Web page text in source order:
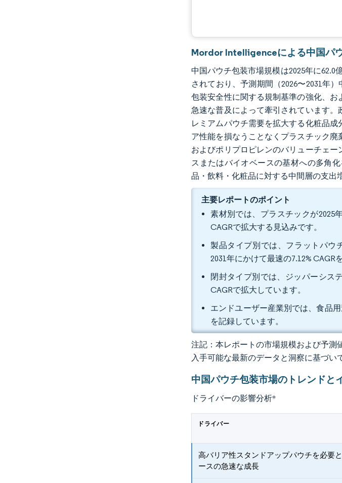
Mordor Intelligenceによる中国パ
中国パウチ包装市場規模は2025年に62.0
されており、予測期間（2026〜2031年
包装安全性に関する規制基準の強化、
急速な普及によって牽引されています
レミアムパウチ需要を拡大する化粧品
ア性能を損なうことなくプラスチック
およびポリプロピレンのバリューチェ
スまたはバイオベースの基材への多角
品・飲料・化粧品に対する中間層の支出
主要レポートのポイント
素材別では、プラスチックが2025
CAGRで拡大する見込みです。
製品タイプ別では、フラットパウ
2031年にかけて最速の7.12% CAGR
閉封タイプ別では、ジッパーシス
CAGRで拡大しています。
エンドユーザー産業別では、食品
を記録しています。
注記：本レポートの市場規模および予測
入手可能な最新のデータと洞察に基づい
中国パウチ包装市場のトレンドと
ドライバーの影響分析*
ドライバー
高バリア性スタンドアップパウチを必要
ースの急速な成長